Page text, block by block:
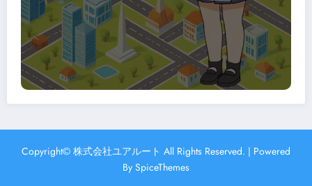
Copyright© 株式会社ユアルート All Rights Reserved. | Powered
By SpiceThemes